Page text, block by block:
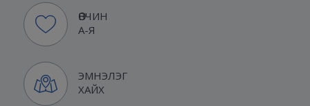
ӨВЧИН
А-Я
ЭМНЭЛЭГ
ХАЙХ